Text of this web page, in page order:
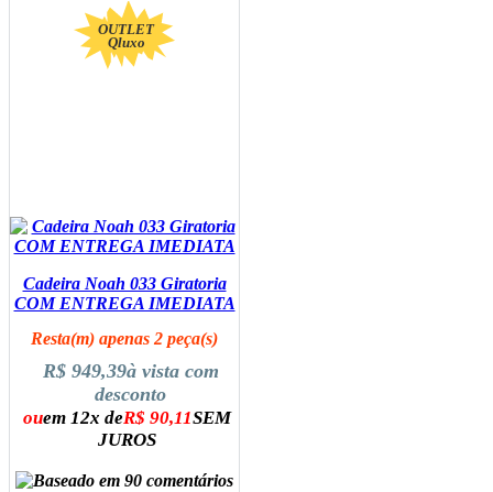
OUTLET
Qluxo
Cadeira Noah 033 Giratoria
COM ENTREGA IMEDIATA
Resta(m) apenas 2 peça(s)
R$ 949,39à vista com
desconto
ouem 12x deR$ 90,11SEM
JUROS